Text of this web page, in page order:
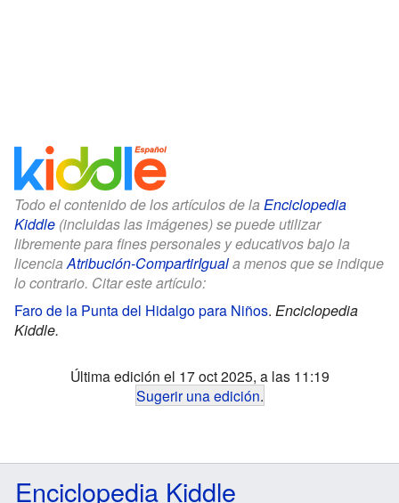
Todo el contenido de los artículos de la Enciclopedia
Kiddle (incluidas las imágenes) se puede utilizar
libremente para fines personales y educativos bajo la
licenciaAtribución-CompartirIguala menos que se indique
lo contrario. Citar este artículo:
Faro de la Punta del Hidalgo para Niños. Enciclopedia
Kiddle.
Última edición el 17 oct 2025, a las 11:19
Sugerir una edición.
Enciclopedia Kiddle